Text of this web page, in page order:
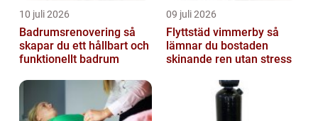
10 juli 2026
Badrumsrenovering så
skapar du ett hållbart och
funktionellt badrum
09 juli 2026
Flyttstäd vimmerby så
lämnar du bostaden
skinande ren utan stress